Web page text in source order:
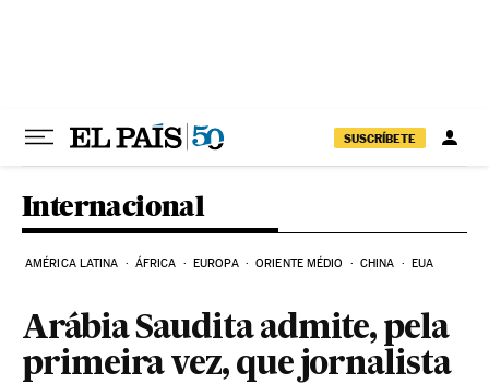
SUSCRÍBETE
Internacional
AMÉRICA LATINA ÁFRICA EUROPA ORIENTE MÉDIO CHINA EUA
Arábia Saudita admite, pela
primeira vez, que jornalista